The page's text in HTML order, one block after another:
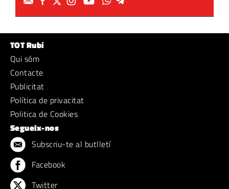
TOT Rubí
Qui sóm
Contacte
Publicitat
Política de privacitat
Politica de Cookies
Segueix-nos
Subscriu-te al butlletí
Facebook
Twitter